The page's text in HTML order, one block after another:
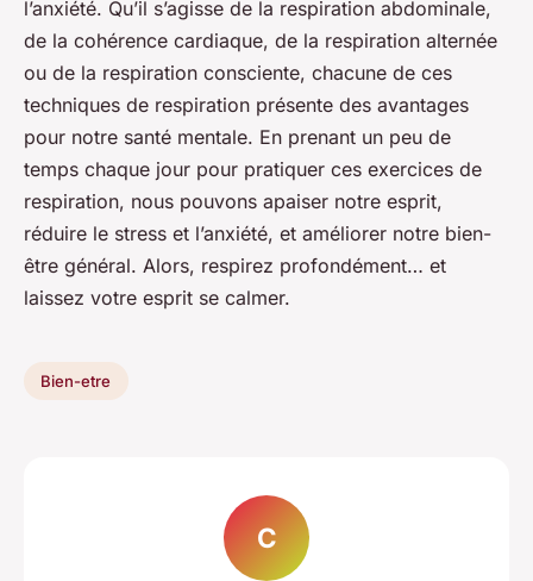
l’anxiété. Qu’il s’agisse de la respiration abdominale,
de la cohérence cardiaque, de la respiration alternée
ou de la respiration consciente, chacune de ces
techniques de respiration présente des avantages
pour notre santé mentale. En prenant un peu de
temps chaque jour pour pratiquer ces exercices de
respiration, nous pouvons apaiser notre esprit,
réduire le stress et l’anxiété, et améliorer notre bien-
être général. Alors, respirez profondément… et
laissez votre esprit se calmer.
Bien-etre
C